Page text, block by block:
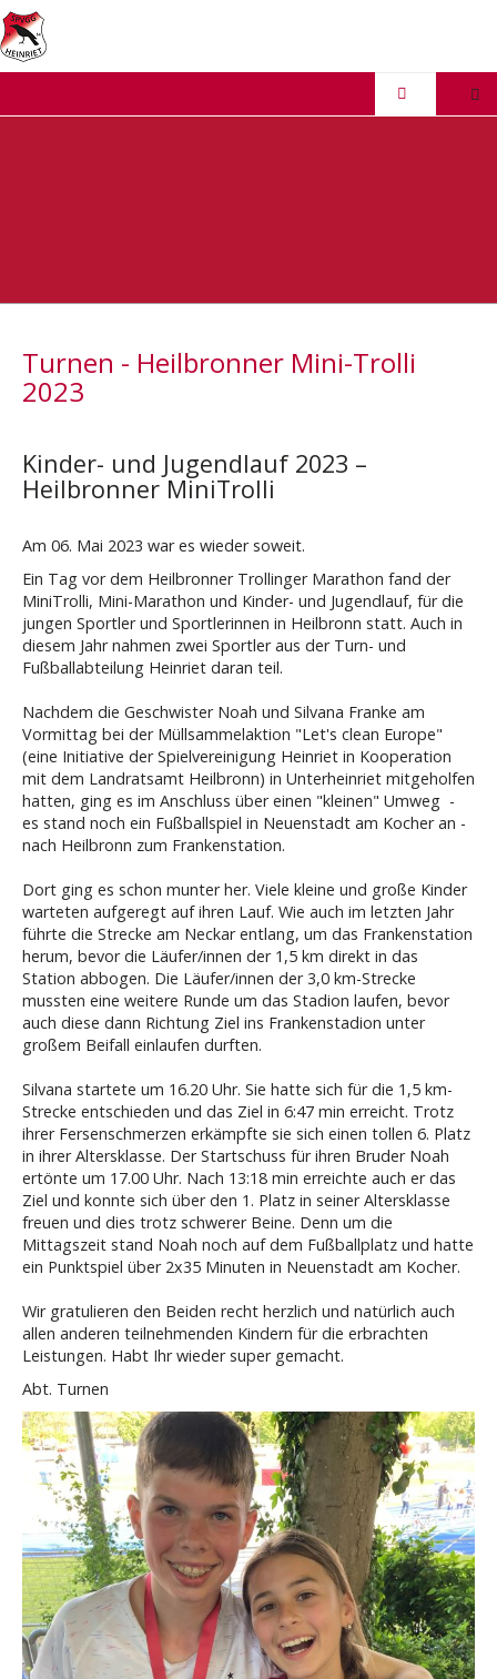
Turnen - Heilbronner Mini-Trolli
2023
Kinder- und Jugendlauf 2023 –
Heilbronner MiniTrolli
Am 06. Mai 2023 war es wieder soweit.
Ein Tag vor dem Heilbronner Trollinger Marathon fand der
MiniTrolli, Mini-Marathon und Kinder- und Jugendlauf, für die
jungen Sportler und Sportlerinnen in Heilbronn statt. Auch in
diesem Jahr nahmen zwei Sportler aus der Turn- und
Fußballabteilung Heinriet daran teil.
Nachdem die Geschwister Noah und Silvana Franke am
Vormittag bei der Müllsammelaktion "Let's clean Europe"
(eine Initiative der Spielvereinigung Heinriet in Kooperation
mit dem Landratsamt Heilbronn) in Unterheinriet mitgeholfen
hatten, ging es im Anschluss über einen "kleinen" Umweg -
es stand noch ein Fußballspiel in Neuenstadt am Kocher an -
nach Heilbronn zum Frankenstation.
Dort ging es schon munter her. Viele kleine und große Kinder
warteten aufgeregt auf ihren Lauf. Wie auch im letzten Jahr
führte die Strecke am Neckar entlang, um das Frankenstation
herum, bevor die Läufer/innen der 1,5 km direkt in das
Station abbogen. Die Läufer/innen der 3,0 km-Strecke
mussten eine weitere Runde um das Stadion laufen, bevor
auch diese dann Richtung Ziel ins Frankenstadion unter
großem Beifall einlaufen durften.
Silvana startete um 16.20 Uhr. Sie hatte sich für die 1,5 km-
Strecke entschieden und das Ziel in 6:47 min erreicht. Trotz
ihrer Fersenschmerzen erkämpfte sie sich einen tollen 6. Platz
in ihrer Altersklasse. Der Startschuss für ihren Bruder Noah
ertönte um 17.00 Uhr. Nach 13:18 min erreichte auch er das
Ziel und konnte sich über den 1. Platz in seiner Altersklasse
freuen und dies trotz schwerer Beine. Denn um die
Mittagszeit stand Noah noch auf dem Fußballplatz und hatte
ein Punktspiel über 2x35 Minuten in Neuenstadt am Kocher.
Wir gratulieren den Beiden recht herzlich und natürlich auch
allen anderen teilnehmenden Kindern für die erbrachten
Leistungen. Habt Ihr wieder super gemacht.
Abt. Turnen